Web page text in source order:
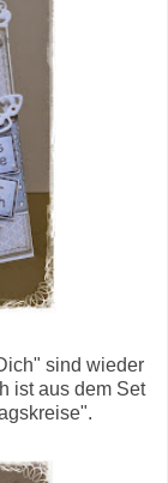
sind wieder
ist aus dem Set